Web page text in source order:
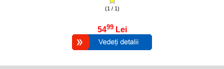
(1 / 1)
5499 Lei